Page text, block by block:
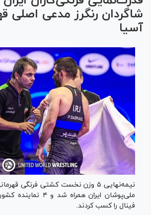
شاگردان رنگرز مدعی اصلی
آسیا
نیمه‌نهایی ۵ وزن نخست کشتی فرنگی
ملی‌پوشان ایران همراه
فینال را کسب کردند.